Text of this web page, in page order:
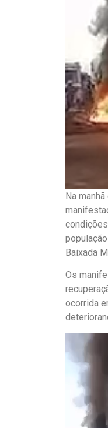
Na
Baixada
Os
ocorrida
Tocador
de
vídeo